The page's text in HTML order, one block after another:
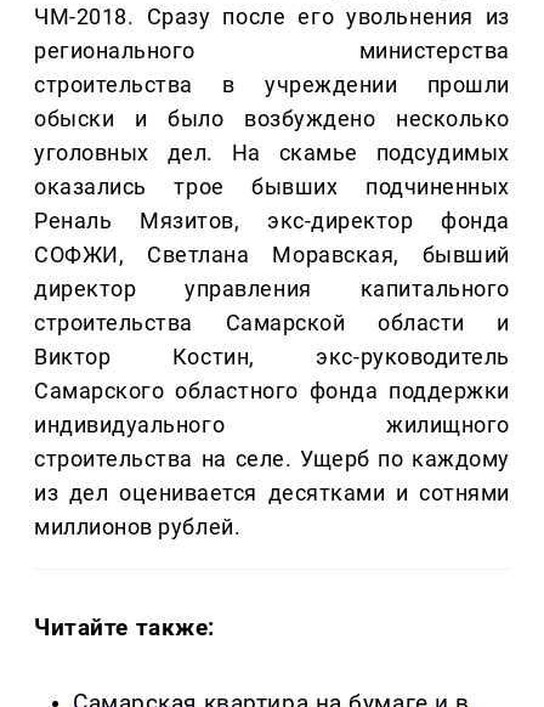
ЧМ-2018. Сразу после его увольнения из
регионального министерства
строительства в учреждении прошли
обыски и было возбуждено несколько
уголовных дел. На скамье подсудимых
оказались трое бывших подчиненных
Реналь Мязитов, экс-директор фонда
СОФЖИ, Светлана Моравская, бывший
директор управления капитального
строительства Самарской области и
Виктор Костин, экс-руководитель
Самарского областного фонда поддержки
индивидуального жилищного
строительства на селе. Ущерб по каждому
из дел оценивается десятками и сотнями
миллионов рублей.
Читайте также: